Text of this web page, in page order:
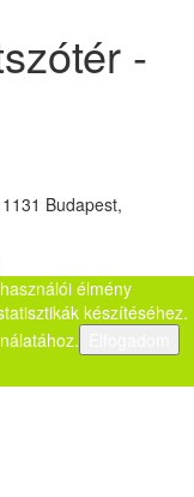
-
Budapest,
élmény
készítéséhez.